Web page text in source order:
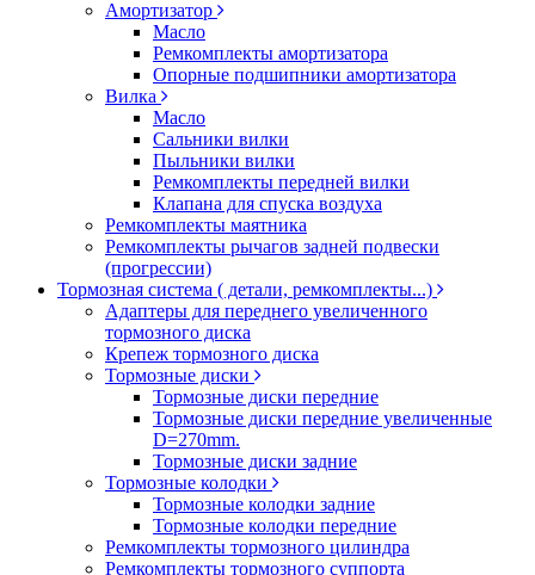
Амортизатор
Масло
Ремкомплекты амортизатора
Опорные подшипники амортизатора
Вилка
Масло
Сальники вилки
Пыльники вилки
Ремкомплекты передней вилки
Клапана для спуска воздуха
Ремкомплекты маятника
Ремкомплекты рычагов задней подвески
(прогрессии)
Тормозная система ( детали, ремкомплекты...)
Адаптеры для переднего увеличенного
тормозного диска
Крепеж тормозного диска
Тормозные диски
Тормозные диски передние
Тормозные диски передние увеличенные
D=270mm.
Тормозные диски задние
Тормозные колодки
Тормозные колодки задние
Тормозные колодки передние
Ремкомплекты тормозного цилиндра
Ремкомплекты тормозного суппорта